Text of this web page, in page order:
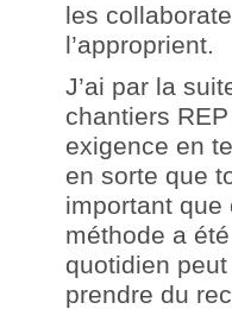
les
l’approprient.
J’ai par la
chantiers
exigence en
en sorte que
important que
méthode a
quotidien
prendre du